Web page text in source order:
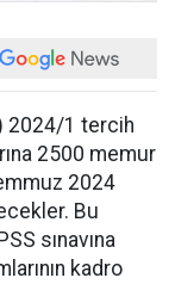
2024/1 tercih
2500 memur
2024
Bu
sınavına
kadro